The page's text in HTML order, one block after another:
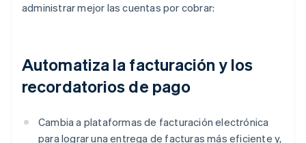
administrar mejor las cuentas por cobrar:
Automatiza la facturación y los
recordatorios de pago
Cambia a plataformas de facturación electrónica
para lograr una entrega de facturas más eficiente y,